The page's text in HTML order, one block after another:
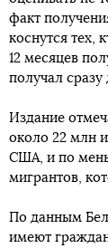
факт
коснутся тех,
12 месяцев
получал сразу
Издание
около 22 млн
США, и по
мигрантов,
По данным
имеют